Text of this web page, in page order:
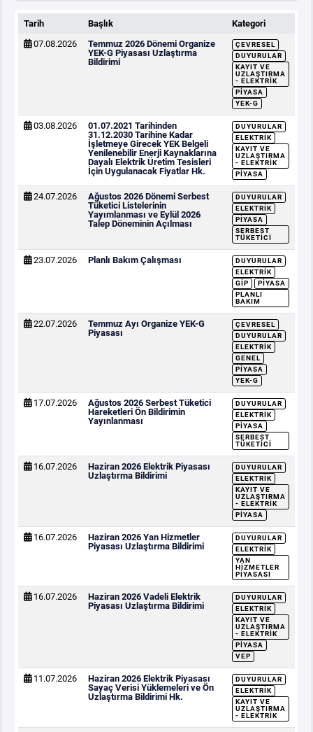
Tarih Başlık
Kategori
07.08.2026
Temmuz 2026 Dönemi Organize
YEK-G Piyasası Uzlaştırma
Bildirimi
ÇEVRESEL
DUYURULAR
KAYIT VE
UZLAŞTIRMA
- ELEKTRIK
PIYASA
YEK-G
03.08.2026
01.07.2021 Tarihinden
31.12.2030 Tarihine Kadar
İşletmeye Girecek YEK Belgeli
Yenilenebilir Enerji Kaynaklarına
Dayalı Elektrik Üretim Tesisleri
İçin Uygulanacak Fiyatlar Hk.
DUYURULAR
ELEKTRIK
KAYIT VE
UZLAŞTIRMA
- ELEKTRIK
PIYASA
24.07.2026
Ağustos 2026 Dönemi Serbest
Tüketici Listelerinin
Yayımlanması ve Eylül 2026
Talep Döneminin Açılması
DUYURULAR
ELEKTRIK
PIYASA
SERBEST
TÜKETICI
23.07.2026 Planlı Bakım Çalışması
DUYURULAR
ELEKTRIK
GİP
PIYASA
PLANLI
BAKIM
22.07.2026
Temmuz Ayı Organize YEK-G
Piyasası
ÇEVRESEL
DUYURULAR
ELEKTRIK
GENEL
PIYASA
YEK-G
17.07.2026
Ağustos 2026 Serbest Tüketici
Hareketleri Ön Bildirimin
Yayınlanması
DUYURULAR
ELEKTRIK
PIYASA
SERBEST
TÜKETICI
16.07.2026
Haziran 2026 Elektrik Piyasası
Uzlaştırma Bildirimi
DUYURULAR
ELEKTRIK
KAYIT VE
UZLAŞTIRMA
- ELEKTRIK
PIYASA
16.07.2026
Haziran 2026 Yan Hizmetler
Piyasası Uzlaştırma Bildirimi
DUYURULAR
ELEKTRIK
YAN
HIZMETLER
PIYASASI
16.07.2026
Haziran 2026 Vadeli Elektrik
Piyasası Uzlaştırma Bildirimi
DUYURULAR
ELEKTRIK
KAYIT VE
UZLAŞTIRMA
- ELEKTRIK
PIYASA
VEP
11.07.2026
Haziran 2026 Elektrik Piyasası
Sayaç Verisi Yüklemeleri ve Ön
Uzlaştırma Bildirimi Hk.
DUYURULAR
ELEKTRIK
KAYIT VE
UZLAŞTIRMA
- ELEKTRIK